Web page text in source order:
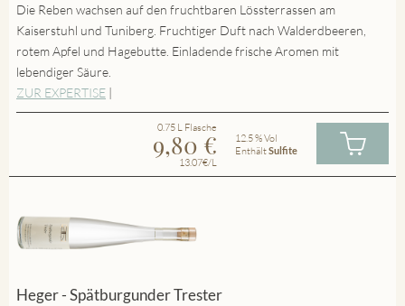
Die Reben wachsen auf den fruchtbaren Lössterrassen am
Kaiserstuhl und Tuniberg. Fruchtiger Duft nach Walderdbeeren,
rotem Apfel und Hagebutte. Einladende frische Aromen mit
lebendiger Säure.
ZUR EXPERTISE |
0.75 L Flasche
9,80 €
13.07€/L
12.5 % Vol
EnthältSulfite
Heger - Spätburgunder Trester